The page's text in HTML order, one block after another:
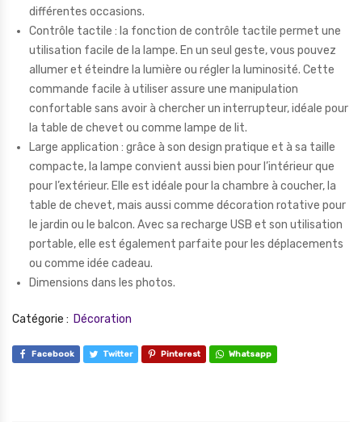
différentes occasions.
Contrôle tactile : la fonction de contrôle tactile permet une
utilisation facile de la lampe. En un seul geste, vous pouvez
allumer et éteindre la lumière ou régler la luminosité. Cette
commande facile à utiliser assure une manipulation
confortable sans avoir à chercher un interrupteur, idéale pour
la table de chevet ou comme lampe de lit.
Large application : grâce à son design pratique et à sa taille
compacte, la lampe convient aussi bien pour l’intérieur que
pour l’extérieur. Elle est idéale pour la chambre à coucher, la
table de chevet, mais aussi comme décoration rotative pour
le jardin ou le balcon. Avec sa recharge USB et son utilisation
portable, elle est également parfaite pour les déplacements
ou comme idée cadeau.
Dimensions dans les photos.
Catégorie : Décoration
Facebook Twitter Pinterest Whatsapp